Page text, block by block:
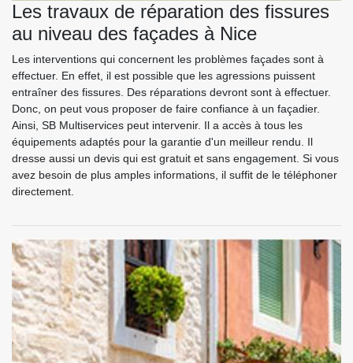
Les travaux de réparation des fissures
au niveau des façades à Nice
Les interventions qui concernent les problèmes façades sont à
effectuer. En effet, il est possible que les agressions puissent
entraîner des fissures. Des réparations devront sont à effectuer.
Donc, on peut vous proposer de faire confiance à un façadier.
Ainsi, SB Multiservices peut intervenir. Il a accès à tous les
équipements adaptés pour la garantie d'un meilleur rendu. Il
dresse aussi un devis qui est gratuit et sans engagement. Si vous
avez besoin de plus amples informations, il suffit de le téléphoner
directement.